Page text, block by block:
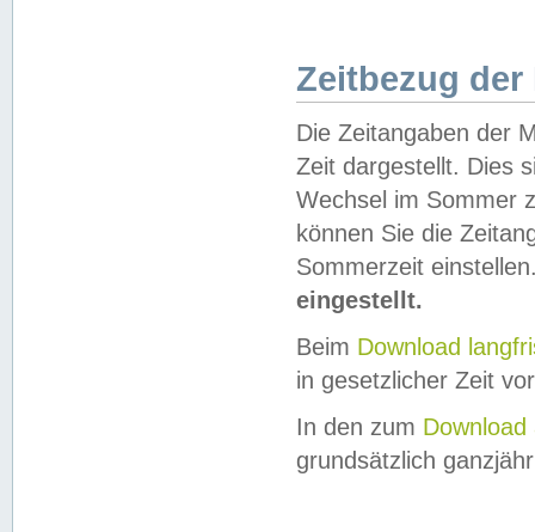
Zeitbezug der
Die Zeitangaben der
Zeit dargestellt. Dies
Wechsel im Sommer
können Sie die
Sommerzeit
eingestellt.
Beim Download
in gesetzlicher Zeit
In den zum Download
grundsätzlich